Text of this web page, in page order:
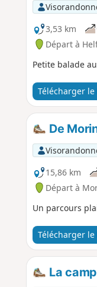
3,53 km
Départ à
Petite balade
Télécharger le
De
15,86 km
Départ à
Un parcours
Télécharger le
La